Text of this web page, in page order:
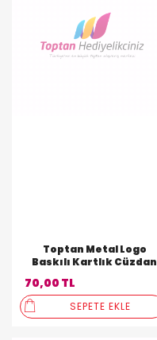
Toptan Metal Logo
Baskılı Kartlık Cüzdan
70,00 TL
SEPETE EKLE